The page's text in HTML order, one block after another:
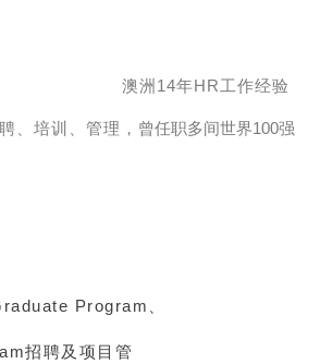
澳洲14年HR工作经验
、培训、管理， 曾任职多间世界100强
Program、
招聘及项目管